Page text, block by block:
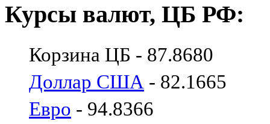
Курсы валют, ЦБ РФ:
Корзина ЦБ - 87.8680
Доллар США - 82.1665
Евро - 94.8366